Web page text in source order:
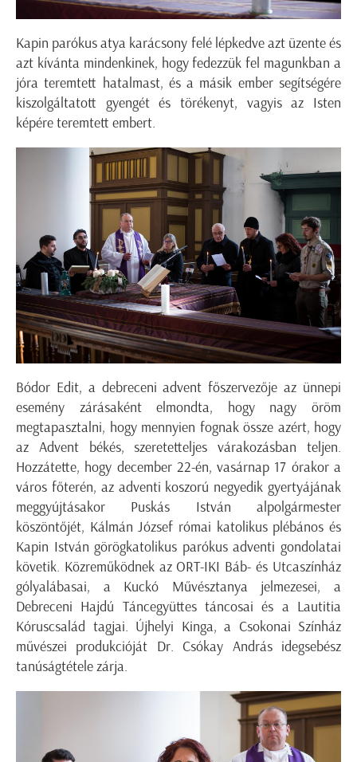
Kapin parókus atya karácsony felé lépkedve azt üzente és
azt kívánta mindenkinek, hogy fedezzük fel magunkban a
jóra teremtett hatalmast, és a másik ember segítségére
kiszolgáltatott gyengét és törékenyt, vagyis az Isten
képére teremtett embert.
Bódor Edit, a debreceni advent főszervezője az ünnepi
esemény zárásaként elmondta, hogy nagy öröm
megtapasztalni, hogy mennyien fognak össze azért, hogy
az Advent békés, szeretetteljes várakozásban teljen.
Hozzátette, hogy december 22-én, vasárnap 17 órakor a
város főterén, az adventi koszorú negyedik gyertyájának
meggyújtásakor Puskás István alpolgármester
köszöntőjét, Kálmán József római katolikus plébános és
Kapin István görögkatolikus parókus adventi gondolatai
követik. Közreműködnek az ORT-IKI Báb- és Utcaszínház
gólyalábasai, a Kuckó Művésztanya jelmezesei, a
Debreceni Hajdú Táncegyüttes táncosai és a Lautitia
Kóruscsalád tagjai. Újhelyi Kinga, a Csokonai Színház
művészei produkcióját Dr. Csókay András idegsebész
tanúságtétele zárja.